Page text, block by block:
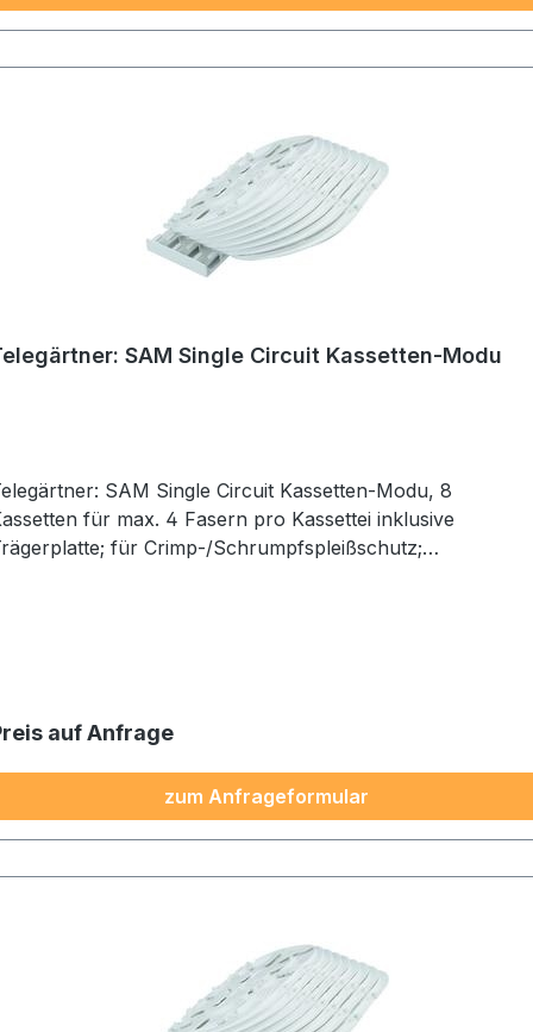
SAM Single Circuit Kassetten-Modu
SAM Single Circuit Kassetten-Modu, 8
für max. 4 Fasern pro Kassettei inklusive
für Crimp-/Schrumpfspleißschutz;
auf Anfrage
zum Anfrageformular